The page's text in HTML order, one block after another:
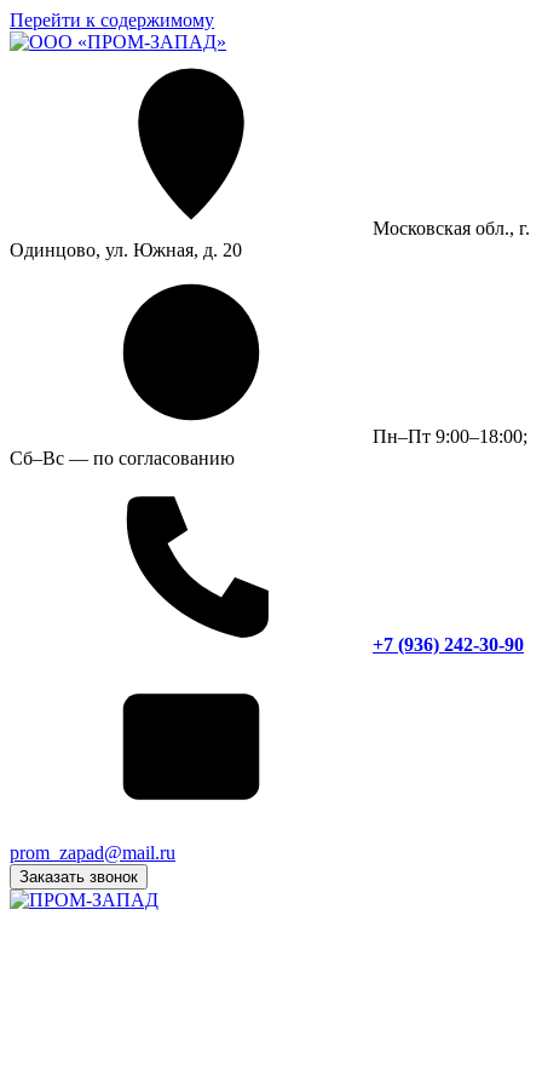
Перейти к содержимому
Московская обл., г.
Одинцово, ул. Южная, д. 20
Пн–Пт 9:00–18:00;
Сб–Вс — по согласованию
+7 (936) 242-30-90
prom_zapad@mail.ru
Заказать звонок